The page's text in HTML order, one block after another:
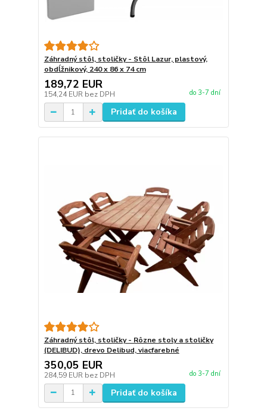
Záhradný stôl, stoličky - Stôl Lazur, plastový,
obdĺžnikový, 240 x 86 x 74 cm
189,72 EUR
154,24 EUR bez DPH do 3-7 dní
Pridať do košíka
Záhradný stôl, stoličky - Rôzne stoly a stoličky
(DELIBUD), drevo Delibud, viacfarebné
350,05 EUR
284,59 EUR bez DPH do 3-7 dní
Pridať do košíka